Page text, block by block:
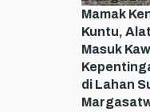
Mamak
Kuntu,
Masuk
di Lahan